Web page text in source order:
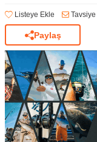
Listeye Ekle Tavsiye
Paylaş